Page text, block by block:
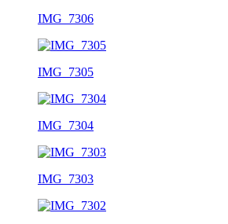
IMG_7306
IMG_7305
IMG_7304
IMG_7303